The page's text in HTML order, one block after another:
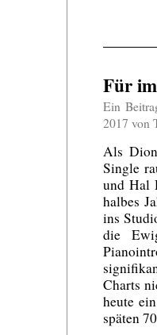
Für
Ein
2017 von
Als
Single
und Hal
halbes
ins
die
Charts
heute
späten